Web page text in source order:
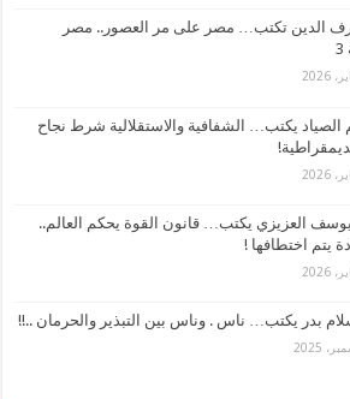
الدين تكتب… مصر على مر العصور.. مصر
الصياد يكتب… الشفافية والاستقلالية شرط نجاح
العزيزي يكتب… قانون القوة يحكم العالم..
يتم اختطافها !
بدر يكتب… ناس . وناس بين التبذير والحرمان ..!!